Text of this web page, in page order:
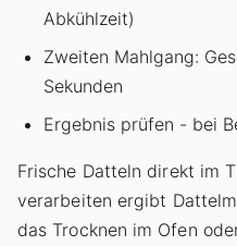
Abkühlzeit)
Zweiten Mahlgang:
Sekunden
Ergebnis prüfen - bei
Frische Datteln direkt im
verarbeiten ergibt
das Trocknen im Ofen